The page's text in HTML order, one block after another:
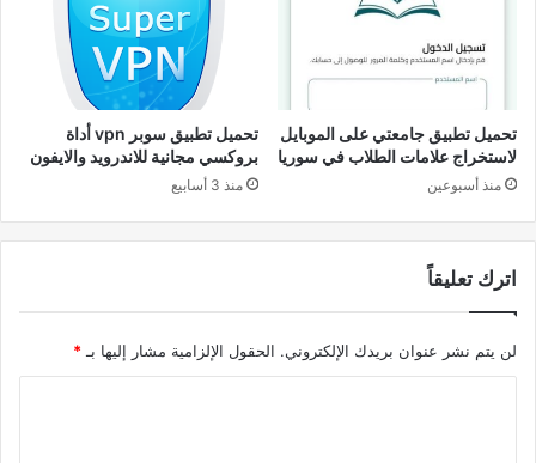
تحميل تطبيق جامعتي على الموبايل
لاستخراج علامات الطلاب في سوريا
منذ أسبوعين
تحميل تطبيق سوبر vpn أداة
بروكسي مجانية للاندرويد والايفون
منذ 3 أسابيع
اترك تعليقاً
لن يتم نشر عنوان بريدك الإلكتروني. الحقول الإلزامية مشار إليها بـ*